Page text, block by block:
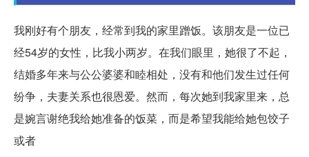
我刚好有个朋友，经常到我的家里蹭饭。该朋友是一位已
经54岁的女性，比我小两岁。在我们眼里，她很了不起，
结婚多年来与公公婆婆和睦相处，没有和他们发生过任何
纷争，夫妻关系也很恩爱。然而，每次她到我家里来，总
是婉言谢绝我给她准备的饭菜，而是希望我能给她包饺子
或者